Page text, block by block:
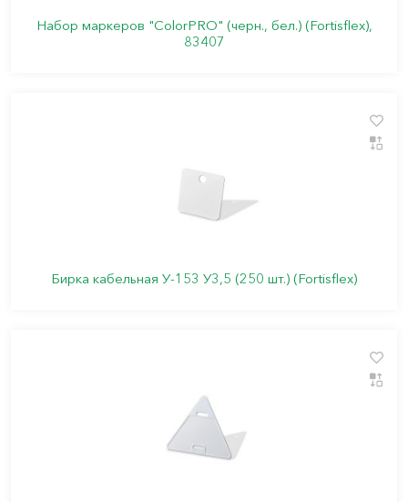
Набор маркеров "ColorPRO" (черн., бел.) (Fortisflex),
83407
Бирка кабельная У-153 У3,5 (250 шт.) (Fortisflex)